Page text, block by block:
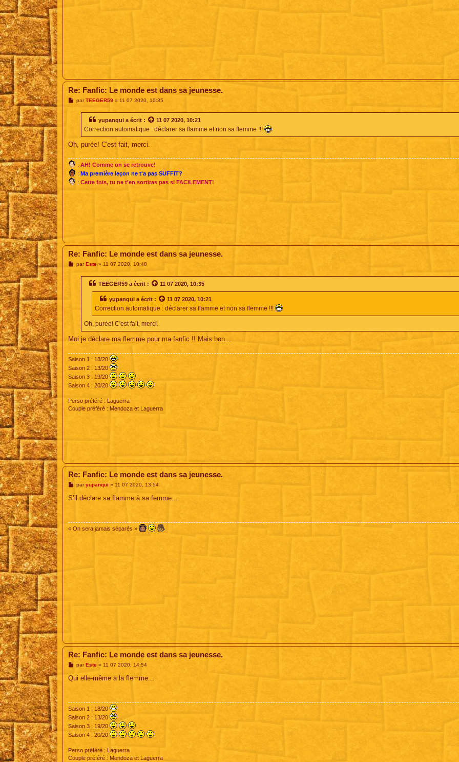
Re: Fanfic: Le monde est dans sa jeunesse.
MparTEEGER59» 11 07 2020, 10:35
yupanqui a écrit : 11 07 2020, 10:21
Correction automatique : déclarer sa flamme et non sa flemme !!!
Oh, purée! C'est fait, merci.
: AH! Comme on se retrouve!
: Ma première leçon ne t'a pas SUFFIT?
: Cette fois, tu ne t'en sortiras pas si FACILEMENT!
Re: Fanfic: Le monde est dans sa jeunesse.
MparEste» 11 07 2020, 10:48
TEEGER59 a écrit : 11 07 2020, 10:35
yupanqui a écrit : 11 07 2020, 10:21
Correction automatique : déclarer sa flamme et non sa flemme !!!
Oh, purée! C'est fait, merci.
Moi je déclare ma flemme pour ma fanfic !! Mais bon...
Saison 1 : 18/20
Saison 2 : 13/20
Saison 3 : 19/20
Saison 4 : 20/20
Perso préféré : Laguerra
Couple préféré : Mendoza et Laguerra
Re: Fanfic: Le monde est dans sa jeunesse.
M
s
paryupanqui » 11 07 2020, 13:54
S’il déclare sa flamme à sa femme...
« On sera jamais séparés »
Re: Fanfic: Le monde est dans sa jeunesse.
M
s
parEste» 11 07 2020, 14:54
Qui elle-même a la flemme...
Saison 1 : 18/20
Saison 2 : 13/20
Saison 3 : 19/20
Saison 4 : 20/20
Perso préféré : Laguerra
Couple préféré : Mendoza et Laguerra